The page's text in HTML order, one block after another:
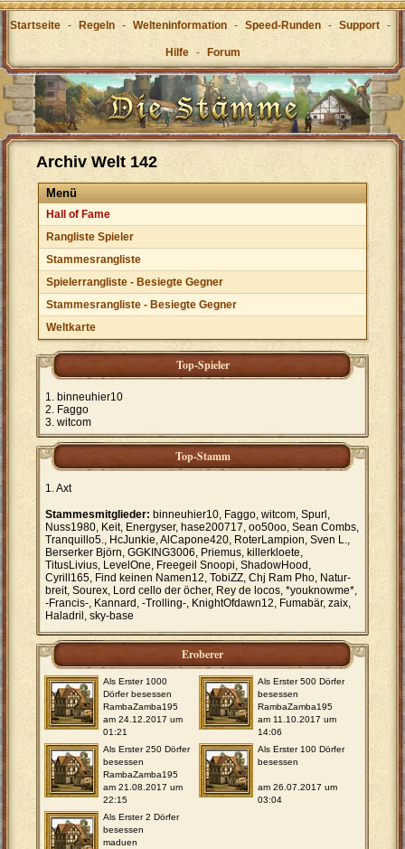
Startseite - Regeln - Welteninformation - Speed-Runden - Support -
Hilfe - Forum
Archiv Welt 142
Menü
Hall of Fame
Rangliste Spieler
Stammesrangliste
Spielerrangliste - Besiegte Gegner
Stammesrangliste - Besiegte Gegner
Weltkarte
Top-Spieler
binneuhier10
Faggo
witcom
Top-Stamm
Axt
Stammesmitglieder: binneuhier10, Faggo, witcom, Spurl,
Nuss1980, Keit, Energyser, hase200717, oo50oo, Sean Combs,
Tranquillo5., HcJunkie, AlCapone420, RoterLampion, Sven L.,
Berserker Björn, GGKING3006, Priemus, killerkloete,
TitusLivius, LevelOne, Freegeil Snoopi, ShadowHood,
Cyrill165, Find keinen Namen12, TobiZZ, Chj Ram Pho, Natur-
breit, Sourex, Lord cello der öcher, Rey de locos, *youknowme*,
-Francis-, Kannard, -Trolling-, KnightOfdawn12, Fumabär, zaix,
Haladril, sky-base
Eroberer
Als Erster 1000
Dörfer besessen
RambaZamba195
am 24.12.2017 um
01:21
Als Erster 500 Dörfer
besessen
RambaZamba195
am 11.10.2017 um
14:06
Als Erster 250 Dörfer
besessen
RambaZamba195
am 21.08.2017 um
22:15
Als Erster 100 Dörfer
besessen
am 26.07.2017 um
03:04
Als Erster 2 Dörfer
besessen
maduen